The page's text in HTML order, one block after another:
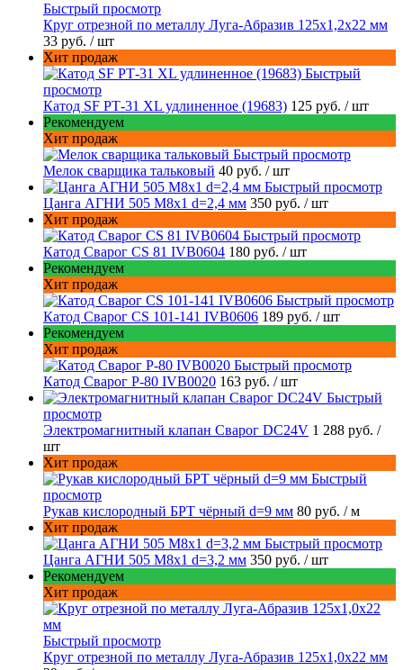
Быстрый просмотр
Круг отрезной по металлу Луга-Абразив 125x1,2x22 мм
33 руб. / шт
Хит продаж
Быстрый
просмотр
Катод SF РТ-31 XL удлиненное (19683) 125 руб. / шт
Рекомендуем
Хит продаж
Быстрый просмотр
Мелок сварщика тальковый 40 руб. / шт
Быстрый просмотр
Цанга АГНИ 505 М8х1 d=2,4 мм 350 руб. / шт
Хит продаж
Быстрый просмотр
Катод Сварог CS 81 IVB0604 180 руб. / шт
Рекомендуем
Хит продаж
Быстрый просмотр
Катод Сварог CS 101-141 IVB0606 189 руб. / шт
Рекомендуем
Хит продаж
Быстрый просмотр
Катод Сварог P-80 IVB0020 163 руб. / шт
Быстрый
просмотр
Электромагнитный клапан Сварог DC24V 1 288 руб. /
шт
Хит продаж
Быстрый
просмотр
Рукав кислородный БРТ чёрный d=9 мм 80 руб. / м
Хит продаж
Быстрый просмотр
Цанга АГНИ 505 М8х1 d=3,2 мм 350 руб. / шт
Рекомендуем
Хит продаж
Быстрый просмотр
Круг отрезной по металлу Луга-Абразив 125x1,0x22 мм